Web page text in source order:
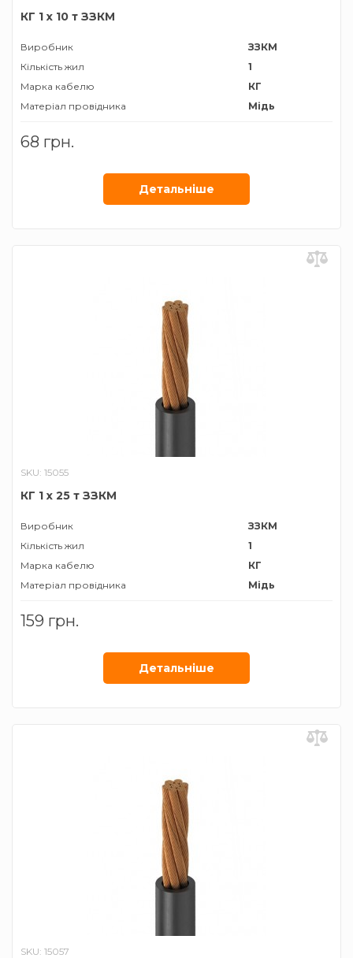
КГ 1 х 10 т ЗЗКМ
Виробник
ЗЗКМ
Кількість жил
1
Марка кабелю
КГ
Матеріал провідника
Мідь
10 мм²
68 грн.
Детальнiше
SKU: 15055
КГ 1 х 25 т ЗЗКМ
Виробник
ЗЗКМ
Кількість жил
1
Марка кабелю
КГ
Матеріал провідника
Мідь
25 мм²
159 грн.
Детальнiше
SKU: 15057